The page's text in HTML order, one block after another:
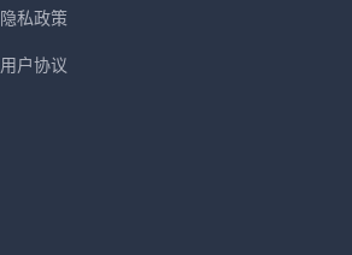
隐私政策
用户协议